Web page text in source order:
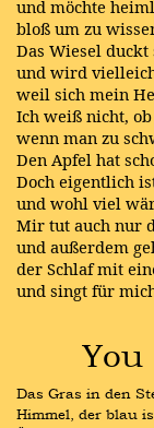
und möchte
bloß um zu
Das Wiesel
und wird
weil sich mein
Ich weiß nicht,
wenn man zu
Den Apfel hat
Doch eigentlich
und wohl viel
Mir tut auch nur
und außerdem
der Schlaf mit
und singt für
Das Gras in den
Himmel, der blau